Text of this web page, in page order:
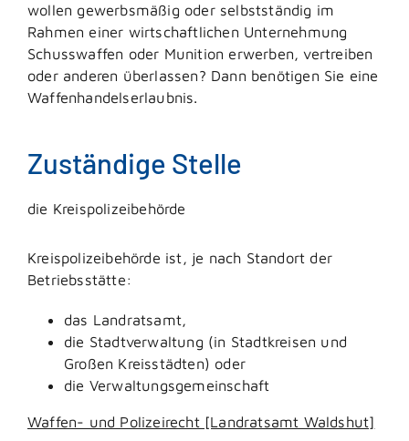
wollen gewerbsmäßig oder selbstständig im
Rahmen einer wirtschaftlichen Unternehmung
Schusswaffen oder Munition erwerben, vertreiben
oder anderen überlassen? Dann benötigen Sie eine
Waffenhandelserlaubnis.
Zuständige Stelle
die Kreispolizeibehörde
Kreispolizeibehörde ist, je nach Standort der
Betriebsstätte:
das Landratsamt,
die Stadtverwaltung (in Stadtkreisen und
Großen Kreisstädten) oder
die Verwaltungsgemeinschaft
Waffen- und Polizeirecht [Landratsamt Waldshut]